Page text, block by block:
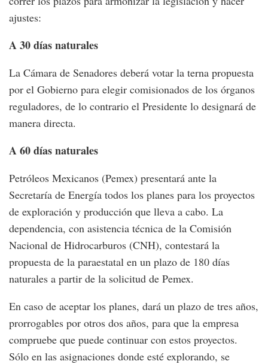
ajustes:
A 30 días naturales
La Cámara de Senadores deberá votar la terna propuesta
por el Gobierno para elegir comisionados de los órganos
reguladores, de lo contrario el Presidente lo designará de
manera directa.
A 60 días naturales
Petróleos Mexicanos (Pemex) presentará ante la
Secretaría de Energía todos los planes para los proyectos
de exploración y producción que lleva a cabo. La
dependencia, con asistencia técnica de la Comisión
Nacional de Hidrocarburos (CNH), contestará la
propuesta de la paraestatal en un plazo de 180 días
naturales a partir de la solicitud de Pemex.
En caso de aceptar los planes, dará un plazo de tres años,
prorrogables por otros dos años, para que la empresa
compruebe que puede continuar con estos proyectos.
Sólo en las asignaciones donde esté explorando, se